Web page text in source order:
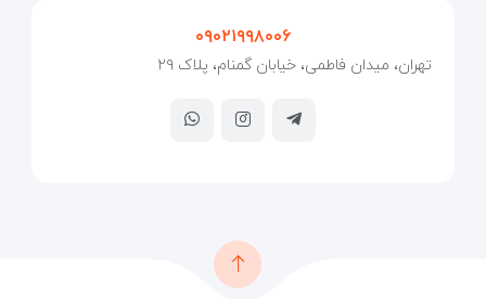
۰۹۰۲۱۹۹۸۰۰۶
تهران، میدان فاطمی، خیابان گمنام، پلاک ۲۹